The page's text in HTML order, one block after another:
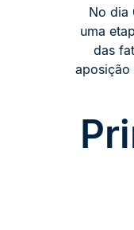
No dia
uma
das